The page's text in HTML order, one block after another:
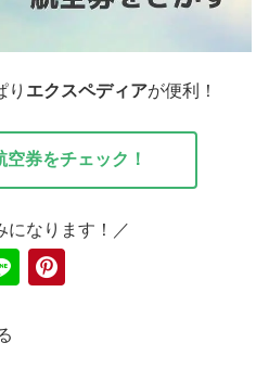
り エクスペディアが便利！
券をチェック！
になります！／